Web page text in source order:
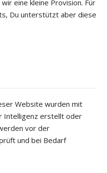
eine kleine Provision. Für
Du unterstützt aber diese
Website wurden mit
Intelligenz erstellt oder
vor der
und bei Bedarf